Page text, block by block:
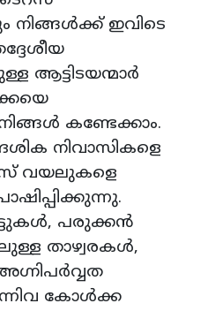
ഇവിടെ
ആട്ടിടയന്മാർ
കണ്ടേക്കാം.
നിവാസികളെ
വയലുകളെ
പരുക്കൻ
താഴ്വരകൾ,
കോൾക്ക